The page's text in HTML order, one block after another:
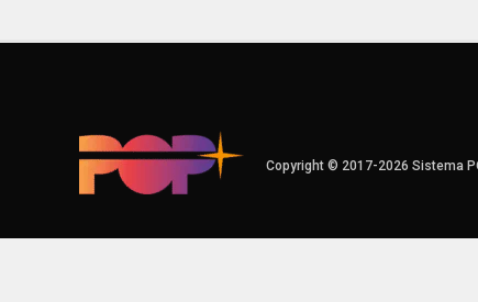
Copyright © 2017-2026 Sistema